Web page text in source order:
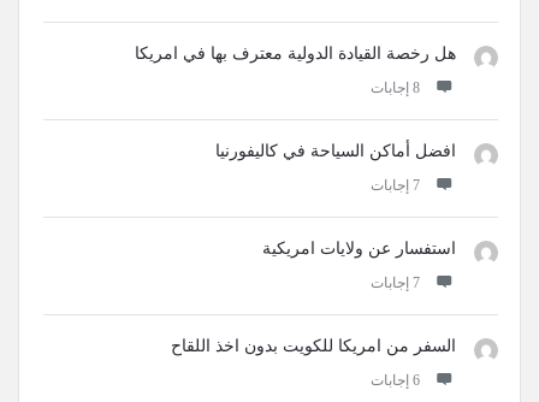
هل رخصة القيادة الدولية معترف بها في امريكا
‫8 إجابات
افضل أماكن السياحة في كاليفورنيا
‫7 إجابات
استفسار عن ولايات امريكية
‫7 إجابات
السفر من امريكا للكويت بدون اخذ اللقاح
‫6 إجابات